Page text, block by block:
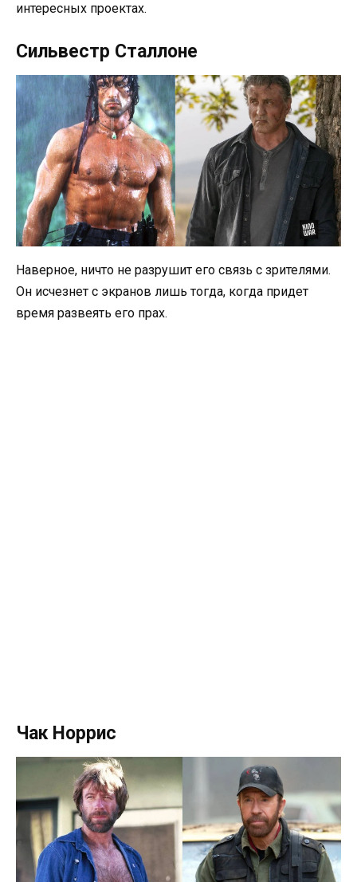
интересных проектах.
Сильвестр Сталлоне
Наверное, ничто не разрушит его связь с зрителями.
Он исчезнет с экранов лишь тогда, когда придет
время развеять его прах.
Чак Норрис